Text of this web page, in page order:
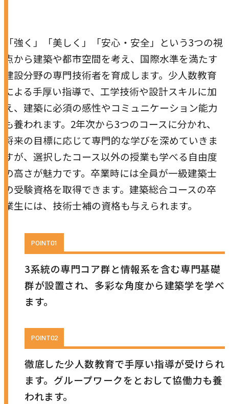
薬学研究科
看護学研究科
農学研究科
教員紹介
教学関連
全学教育機構
「強く」「美しく」「安心・安全」という3つの視
点から建築や都市空間を考え、国際水準を満たす
建設分野の専門技術者を育成します。少人数教育
による手厚い指導で、工学技術や設計スキルに加
え、建築に必須の感性やコミュニケーション能力
も養われます。2年次から3つのコースに分かれ、
将来の目標に応じて専門的な学びを深めていきま
すが、選択したコース以外の授業も学べる自由度
の高さが魅力です。卒業時には全員が一級建築士
の受験資格を取得できます。建築総合コースの卒
業生には、技術士補の資格も与えられます。
3系統の専門コア群と情報系を含む専門基礎
群が設置され、多彩な角度から建築学を学べ
ます。
徹底した少人数教育で手厚い指導が受けられ
ます。グループワークをとおして協働力も養
われます。